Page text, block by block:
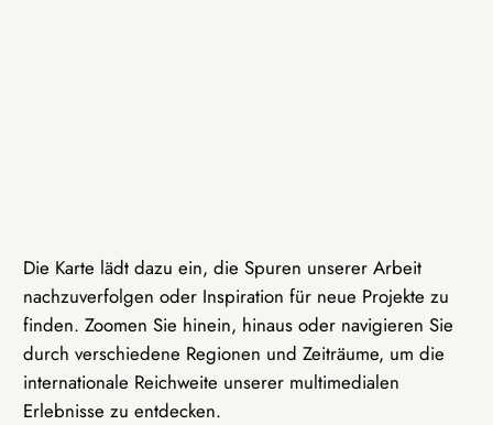
Die Karte lädt dazu ein, die Spuren unserer Arbeit
nachzuverfolgen oder Inspiration für neue Projekte zu
finden. Zoomen Sie hinein, hinaus oder navigieren Sie
durch verschiedene Regionen und Zeiträume, um die
internationale Reichweite unserer multimedialen
Erlebnisse zu entdecken.